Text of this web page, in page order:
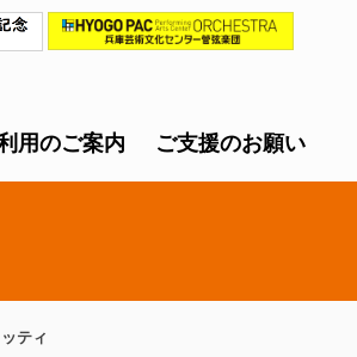
用のご案内 ご支援のお願い
ティ